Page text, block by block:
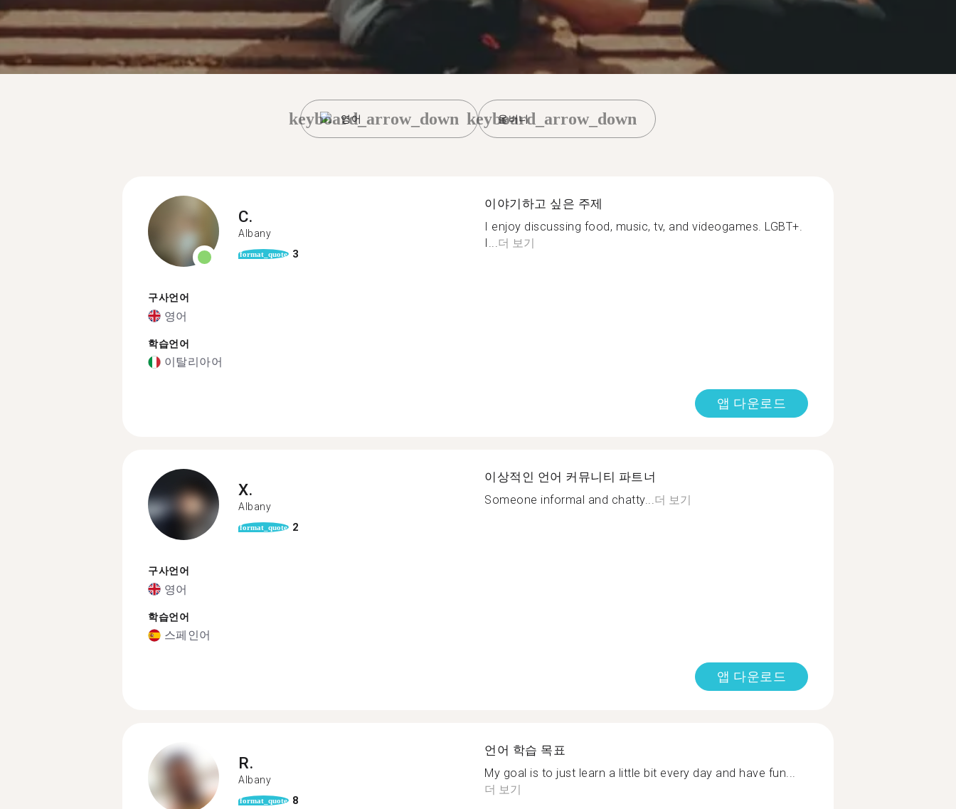
영어
keyboard_arrow_down 올버니
keyboard_arrow_down
C.
Albany
format_quote 3
구사언어
영어
학습언어
이탈리아어
이야기하고 싶은 주제
I enjoy discussing food, music, tv, and videogames. LGBT+.
I...더 보기
앱 다운로드
X.
Albany
format_quote 2
구사언어
영어
학습언어
스페인어
이상적인 언어 커뮤니티 파트너
Someone informal and chatty...더 보기
앱 다운로드
R.
Albany
format_quote 8
언어 학습 목표
My goal is to just learn a little bit every day and have fun...
더 보기